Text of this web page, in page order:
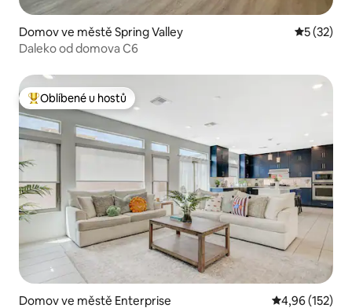
Domov ve městě Spring Valley Průměrné
5 (32)
Daleko od domova C6
Nejlepší v kategorii Oblíbené u hostů
Oblíbené u hostů
Domov ve městě Enterprise Průměrné
4,96 (152)